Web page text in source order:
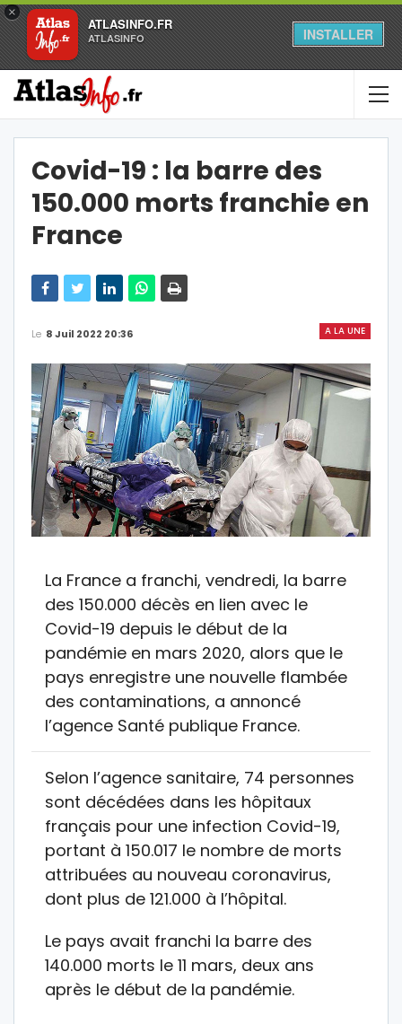
×
ATLASINFO.FR
ATLASINFO INSTALLER
Covid-19 : la barre des
150.000 morts franchie en
France
A LA UNE
Le 8 Juil 2022 20:36
La France a franchi, vendredi, la barre
des 150.000 décès en lien avec le
Covid-19 depuis le début de la
pandémie en mars 2020, alors que le
pays enregistre une nouvelle flambée
des contaminations, a annoncé
l’agence Santé publique France.
Selon l’agence sanitaire, 74 personnes
sont décédées dans les hôpitaux
français pour une infection Covid-19,
portant à 150.017 le nombre de morts
attribuées au nouveau coronavirus,
dont plus de 121.000 à l’hôpital.
Le pays avait franchi la barre des
140.000 morts le 11 mars, deux ans
après le début de la pandémie.